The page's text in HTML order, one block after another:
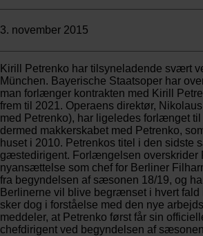
3. november 2015
Kirill Petrenko har tilsyneladende svært
München. Bayerische Staatsoper har
man forlænger kontrakten med Kirill
frem til 2021. Operaens direktør,
med Petrenko), har ligeledes forlænget
dermed makkerskabet med Petrenko,
huset i 2010. Petrenkos titel i den sidste
gæstedirigent. Forlængelsen overskrider
nyansættelse som chef for Berliner
fra begyndelsen af sæsonen 18/19, og
Berlinerne vil blive begrænset i hvert fald
sker dog i forståelse med den nye
meddeler, at Petrenko først får sin
chefdirigent ved begyndelsen af